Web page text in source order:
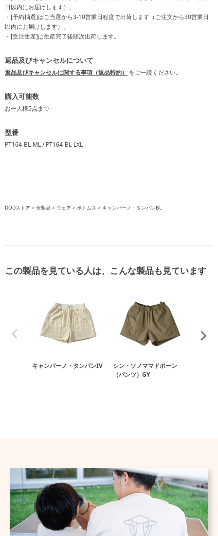
日以内にお届けします）。
・[予約抽選]はご当選から3-10営業日程度で出荷します（ご注文から30営業日
以内にお届けします）。
・[受注生産]は生産完了後順次出荷します。
返品及びキャンセルについて
返品及びキャンセルに関する事項（返品特約） をご一読ください。
購入可能数
お一人様5点まで
型番
PT164-BL-ML / PT164-BL-LXL
DODストア 全製品 ウェア ボトムス キャンパーノ・タンパンBL
この製品を見ている人は、こんな製品も見ています
キャンパーノ・タンパンIV
シン・ソノママドポーン
（パンツ）GY